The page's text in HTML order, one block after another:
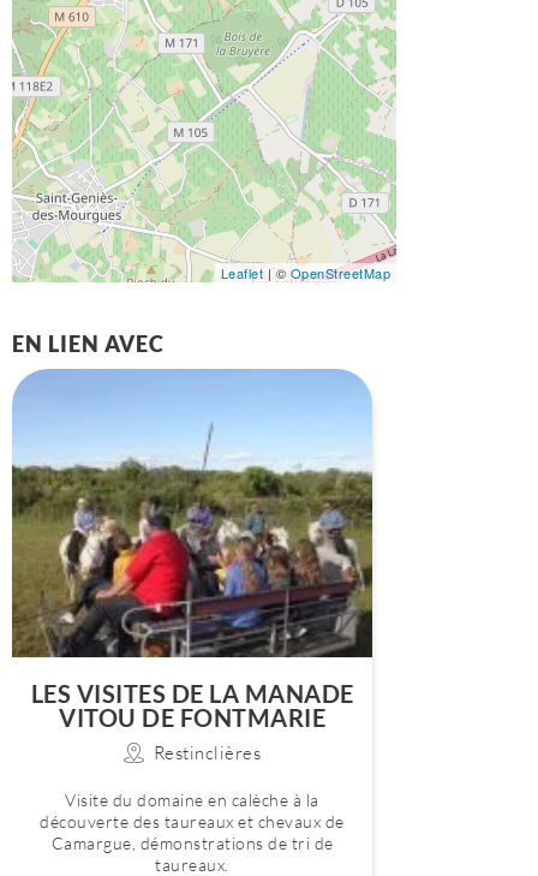
Leaflet | © OpenStreetMap
EN LIEN AVEC
LES VISITES DE LA MANADE
VITOU DE FONTMARIE
Restinclières
Visite du domaine en calèche à la
découverte des taureaux et chevaux de
Camargue, démonstrations de tri de
taureaux.